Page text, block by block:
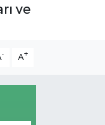
ve
- A+